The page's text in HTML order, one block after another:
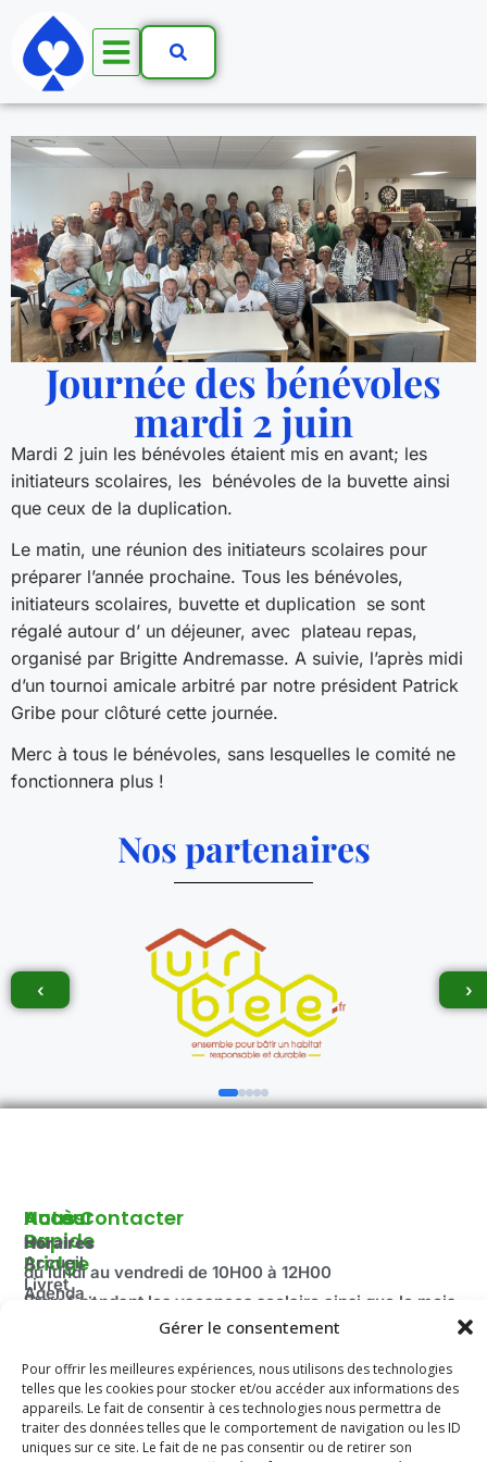
Gérer le consentement
Pour offrir les meilleures expériences, nous utilisons des technologies
telles que les cookies pour stocker et/ou accéder aux informations des
appareils. Le fait de consentir à ces technologies nous permettra de
traiter des données telles que le comportement de navigation ou les ID
uniques sur ce site. Le fait de ne pas consentir ou de retirer son
Journée des bénévoles
mardi 2 juin
Mardi 2 juin les bénévoles étaient mis en avant; les
initiateurs scolaires, les bénévoles de la buvette ainsi
que ceux de la duplication.
Le matin, une réunion des initiateurs scolaires pour
préparer l’année prochaine. Tous les bénévoles,
initiateurs scolaires, buvette et duplication se sont
régalé autour d’ un déjeuner, avec plateau repas,
organisé par Brigitte Andremasse. A suivie, l’après midi
d’un tournoi amicale arbitré par notre président Patrick
Gribe pour clôturé cette journée.
Merc à tous le bénévoles, sans lesquelles le comité ne
fonctionnera plus !
Nos partenaires
‹ ›
Autour
Du
Bridge
Livret
d'accueil
La
Fédération
Française
de Bridge
Accès
Rapide
Accueil
Agenda
Compétitions
du Comité
Jeunesse
Mentions
Nous Contacter
Horaires
du lundi au vendredi de 10H00 à 12H00
Fermé pendant les vacances scolaire ainsi que le mois
100 route de Paris
69260 Charbonnières-les-Bains
Email: secretariat.colybridge@gmail.com
Tél: 04 78 42 10 89